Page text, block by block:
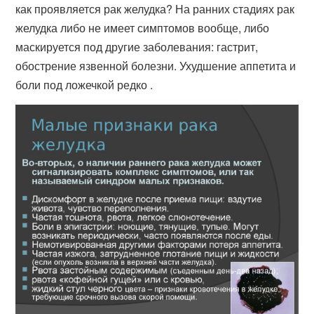
как проявляется рак желудка? На ранних стадиях рак
желудка либо не имеет симптомов вообще, либо
маскируется под другие заболевания: гастрит,
обострение язвенной болезни. Ухудшение аппетита и
боли под ложечкой редко .